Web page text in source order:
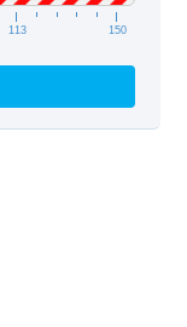
113 150